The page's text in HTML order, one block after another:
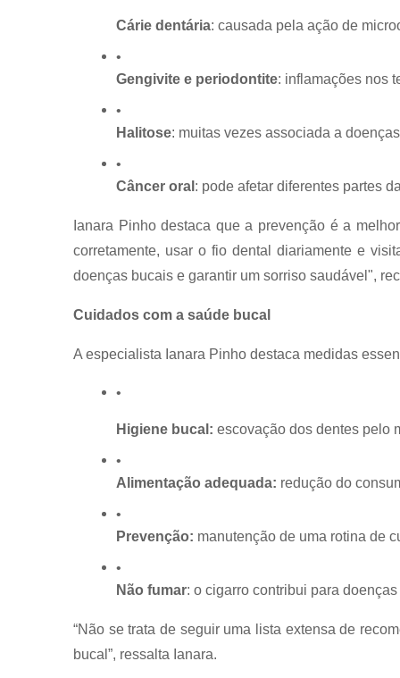
Cárie dentária: causada pela ação de
Gengivite e periodontite: inflamações nos
Halitose: muitas vezes associada a
Câncer oral : pode afetar diferentes partes
Ianara Pinho destaca que a prevenção é a
corretamente, usar o fio dental diariamente e
doenças bucais e garantir um sorriso saudável",
Cuidados com a saúde bucal
A especialista Ianara Pinho destaca medidas
Higiene bucal: escovação dos dentes pelo
Alimentação adequada: redução do
Prevenção: manutenção de uma rotina de
Não fumar: o cigarro contribui para
“Não se trata de seguir uma lista extensa de
bucal”, ressalta Ianara.